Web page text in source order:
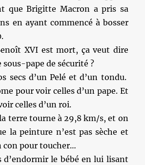
que Brigitte Macron a pris sa
en ayant commencé à bosser
XVI est mort, ça veut dire
sous-pape de sécurité ?
secs d’un Pelé et d’un tondu.
pour voir celles d’un pape. Et
celles d’un roi.
terre tourne à 29,8 km/s, et on
la peinture n’est pas sèche et
con pour toucher…
d’endormir le bébé en lui lisant